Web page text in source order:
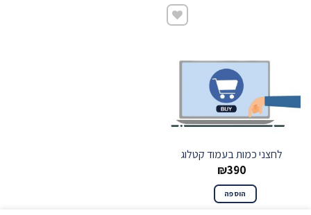
לחצני כמות בעמוד קטלוג
₪390
הוספה